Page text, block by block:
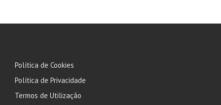
Política de Cookies
Política de Privacidade
Termos de Utilização